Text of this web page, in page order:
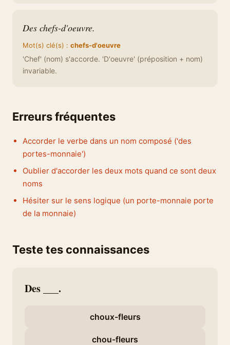
Des chefs-d'oeuvre.
Mot(s) clé(s) : chefs-d'oeuvre
'Chef' (nom) s'accorde. 'D'oeuvre' (préposition + nom)
invariable.
Erreurs fréquentes
Accorder le verbe dans un nom composé ('des
portes-monnaie')
Oublier d'accorder les deux mots quand ce sont deux
noms
Hésiter sur le sens logique (un porte-monnaie porte
de la monnaie)
Teste tes connaissances
Des ___.
choux-fleurs
chou-fleurs